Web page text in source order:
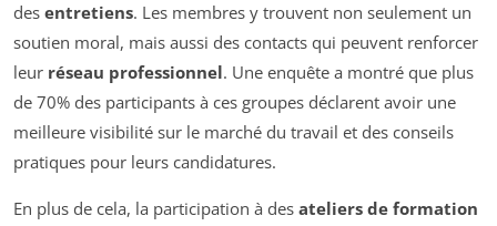
des entretiens. Les membres y trouvent non seulement un
soutien moral, mais aussi des contacts qui peuvent renforcer
leur réseau professionnel. Une enquête a montré que plus
de 70% des participants à ces groupes déclarent avoir une
meilleure visibilité sur le marché du travail et des conseils
pratiques pour leurs candidatures.
En plus de cela, la participation à des ateliers de formation